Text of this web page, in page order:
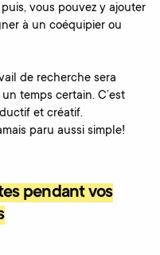
vous pouvez y ajouter
à un coéquipier ou
de recherche sera
temps certain. C’est
et créatif.
paru aussi simple!
pendant vos